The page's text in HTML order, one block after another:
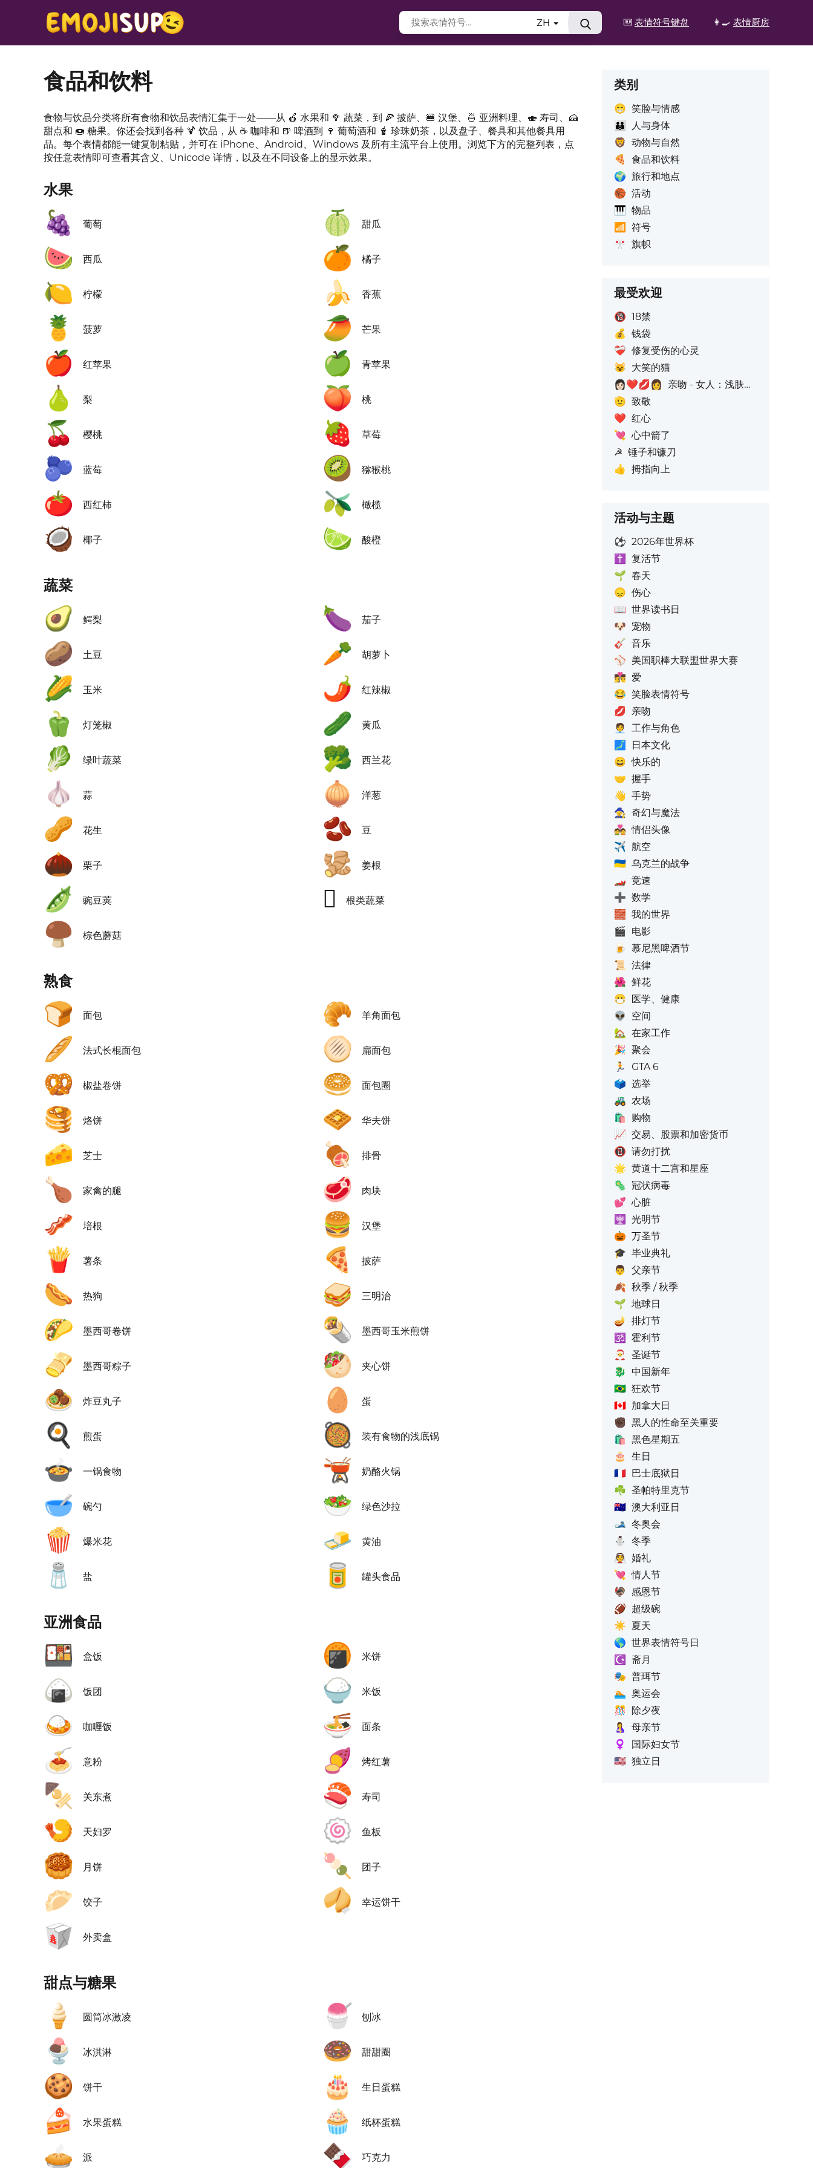
⌨️ 表情符号键盘 👩‍🍳 表情厨房
ZH
食品和饮料
食物与饮品分类将所有食物和饮品表情汇集于一处——从 🍎 水果和 🥦 蔬菜，到 🍕 披萨、🍔 汉堡、🍜 亚洲料理、🍣 寿司、🍰
甜点和 🍩 糖果。你还会找到各种 🍹 饮品，从 ☕ 咖啡和 🍺 啤酒到 🍷 葡萄酒和 🧋 珍珠奶茶，以及盘子、餐具和其他餐具用
品。每个表情都能一键复制粘贴，并可在 iPhone、Android、Windows 及所有主流平台上使用。浏览下方的完整列表，点
按任意表情即可查看其含义、Unicode 详情，以及在不同设备上的显示效果。
水果
🍇 葡萄 🍈 甜瓜
🍉 西瓜 🍊 橘子
🍋 柠檬 🍌 香蕉
🍍 菠萝 🥭 芒果
🍎 红苹果 🍏 青苹果
🍐 梨 🍑 桃
🍒 樱桃 🍓 草莓
🫐 蓝莓 🥝 猕猴桃
🍅 西红柿 🫒 橄榄
🥥 椰子 🍋‍🟩 酸橙
蔬菜
🥑 鳄梨 🍆 茄子
🥔 土豆 🥕 胡萝卜
🌽 玉米 🌶️ 红辣椒
🫑 灯笼椒 🥒 黄瓜
🥬 绿叶蔬菜 🥦 西兰花
🧄 蒜 🧅 洋葱
🥜 花生 🫘 豆
🌰 栗子 🫚 姜根
🫛 豌豆荚 🫜 根类蔬菜
🍄‍🟫 棕色蘑菇
熟食
🍞 面包 🥐 羊角面包
🥖 法式长棍面包 🫓 扁面包
🥨 椒盐卷饼 🥯 面包圈
🥞 烙饼 🧇 华夫饼
🧀 芝士 🍖 排骨
🍗 家禽的腿 🥩 肉块
🥓 培根 🍔 汉堡
🍟 薯条 🍕 披萨
🌭 热狗 🥪 三明治
🌮 墨西哥卷饼 🌯 墨西哥玉米煎饼
🫔 墨西哥粽子 🥙 夹心饼
🧆 炸豆丸子 🥚 蛋
🍳 煎蛋 🥘 装有食物的浅底锅
🍲 一锅食物 🫕 奶酪火锅
🥣 碗勺 🥗 绿色沙拉
🍿 爆米花 🧈 黄油
🧂 盐 🥫 罐头食品
亚洲食品
🍱 盒饭 🍘 米饼
🍙 饭团 🍚 米饭
🍛 咖喱饭 🍜 面条
🍝 意粉 🍠 烤红薯
🍢 关东煮 🍣 寿司
🍤 天妇罗 🍥 鱼板
🥮 月饼 🍡 团子
🥟 饺子 🥠 幸运饼干
🥡 外卖盒
甜点与糖果
🍦 圆筒冰激凌 🍧 刨冰
🍨 冰淇淋 🍩 甜甜圈
🍪 饼干 🎂 生日蛋糕
🍰 水果蛋糕 🧁 纸杯蛋糕
🥧 派 🍫 巧克力
类别
😁 笑脸与情感
👪
人与身体
🦁 动物与自然
🍕
食品和饮料
🌍 旅行和地点
🏀 活动
🎹 物品
📶
符号
🎌 旗帜
最受欢迎
🔞 18禁
💰 钱袋
❤️‍🩹 修复受伤的心灵
😺 大笑的猫
👩🏻‍❤️‍💋‍👩
亲吻 - 女人：浅肤色, 女人：无肤色: 无肤色
🫡 致敬
❤️ 红心
💘 心中箭了
☭ 锤子和镰刀
👍 拇指向上
活动与主题
⚽ 2026年世界杯
✝️
复活节
🌱 春天
😞 伤心
📖 世界读书日
🐶 宠物
🎸 音乐
⚾ 美国职棒大联盟世界大赛
👩‍❤️‍💋‍👨 爱
😂 笑脸表情符号
💋 亲吻
🧑‍💼
工作与角色
🗾
日本文化
😄 快乐的
🤝 握手
👋 手势
🧙 奇幻与魔法
💑 情侣头像
✈️ 航空
🇺🇦 乌克兰的战争
🏎️ 竞速
➕ 数学
🧱 我的世界
🎬 电影
🍺 慕尼黑啤酒节
📜 法律
🌺 鲜花
😷 医学、健康
👽
空间
🏡 在家工作
🎉 聚会
🏃
GTA 6
🗳️ 选举
🚜 农场
🛍️
购物
📈 交易、股票和加密货币
📵 请勿打扰
🌟 黄道十二宫和星座
🦠 冠状病毒
💕 心脏
🕎
光明节
🎃 万圣节
🎓 毕业典礼
👨 父亲节
🍂 秋季 / 秋季
🌱 地球日
🪔 排灯节
🕉️
霍利节
🎅
圣诞节
🐉 中国新年
🇧🇷 狂欢节
🇨🇦 加拿大日
✊🏿 黑人的性命至关重要
🛍️ 黑色星期五
🎂
生日
🇫🇷 巴士底狱日
☘️ 圣帕特里克节
🇦🇺 澳大利亚日
🎿 冬奥会
⛄
冬季
👰 婚礼
💘 情人节
🦃 感恩节
🏈 超级碗
☀️ 夏天
🌎 世界表情符号日
☪️
斋月
🎭 普珥节
🏊 奥运会
🎊
除夕夜
🤱
母亲节
♀️
国际妇女节
🇺🇸 独立日